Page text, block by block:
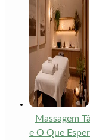
Massagem
e O Que